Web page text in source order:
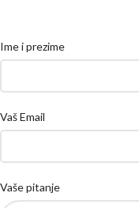
Please leave this field empty.
Ime i prezime
Vaš Email
Vaše pitanje